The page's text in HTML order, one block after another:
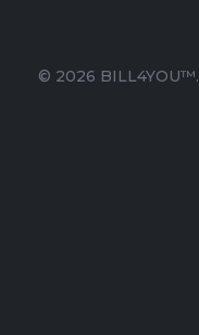
© 2026 BILL4YOU™.